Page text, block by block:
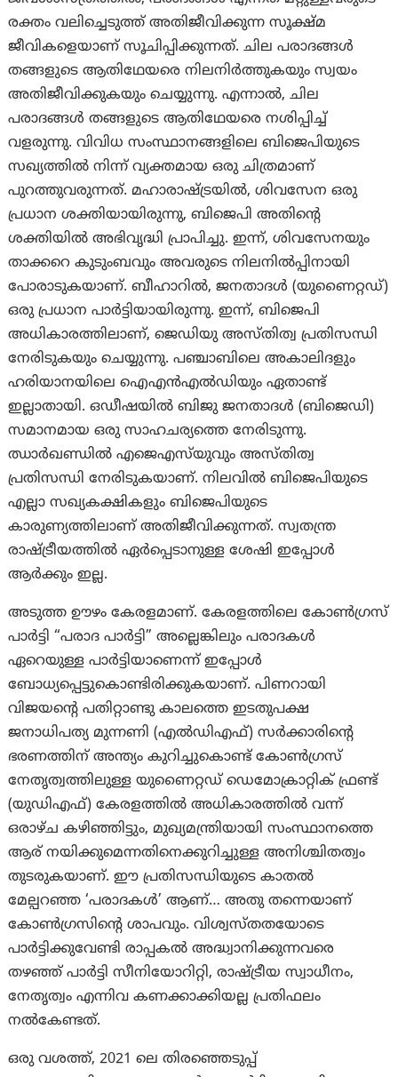
രക്തം വലിച്ചെടുത്ത് അതിജീവിക്കുന്ന സൂക്ഷ്മ
ജീവികളെയാണ് സൂചിപ്പിക്കുന്നത്. ചില പരാദങ്ങൾ
തങ്ങളുടെ ആതിഥേയരെ നിലനിർത്തുകയും സ്വയം
അതിജീവിക്കുകയും ചെയ്യുന്നു. എന്നാൽ, ചില
പരാദങ്ങൾ തങ്ങളുടെ ആതിഥേയരെ നശിപ്പിച്ച്
വളരുന്നു. വിവിധ സംസ്ഥാനങ്ങളിലെ ബിജെപിയുടെ
സഖ്യത്തിൽ നിന്ന് വ്യക്തമായ ഒരു ചിത്രമാണ്
പുറത്തുവരുന്നത്. മഹാരാഷ്ട്രയിൽ, ശിവസേന ഒരു
പ്രധാന ശക്തിയായിരുന്നു, ബിജെപി അതിന്റെ
ശക്തിയിൽ അഭിവൃദ്ധി പ്രാപിച്ചു. ഇന്ന്, ശിവസേനയും
താക്കറെ കുടുംബവും അവരുടെ നിലനിൽപ്പിനായി
പോരാടുകയാണ്. ബീഹാറിൽ, ജനതാദൾ (യുണൈറ്റഡ്)
ഒരു പ്രധാന പാർട്ടിയായിരുന്നു. ഇന്ന്, ബിജെപി
അധികാരത്തിലാണ്, ജെഡിയു അസ്തിത്വ പ്രതിസന്ധി
നേരിടുകയും ചെയ്യുന്നു. പഞ്ചാബിലെ അകാലിദളും
ഹരിയാനയിലെ ഐഎൻഎൽഡിയും ഏതാണ്ട്
ഇല്ലാതായി. ഒഡീഷയിൽ ബിജു ജനതാദൾ (ബിജെഡി)
സമാനമായ ഒരു സാഹചര്യത്തെ നേരിടുന്നു.
ഝാർഖണ്ഡിൽ എജെഎസ്‌യുവും അസ്തിത്വ
പ്രതിസന്ധി നേരിടുകയാണ്. നിലവിൽ ബിജെപിയുടെ
എല്ലാ സഖ്യകക്ഷികളും ബിജെപിയുടെ
കാരുണ്യത്തിലാണ് അതിജീവിക്കുന്നത്. സ്വതന്ത്ര
രാഷ്ട്രീയത്തിൽ ഏർപ്പെടാനുള്ള ശേഷി ഇപ്പോൾ
ആർക്കും ഇല്ല.
അടുത്ത ഊഴം കേരളമാണ്. കേരളത്തിലെ കോണ്‍ഗ്രസ്
പാര്‍ട്ടി “പരാദ പാർട്ടി” അല്ലെങ്കിലും പരാദകള്‍
ഏറെയുള്ള പാര്‍ട്ടിയാണെന്ന് ഇപ്പോള്‍
ബോധ്യപ്പെട്ടുകൊണ്ടിരിക്കുകയാണ്. പിണറായി
വിജയന്റെ പതിറ്റാണ്ടു കാലത്തെ ഇടതുപക്ഷ
ജനാധിപത്യ മുന്നണി (എൽഡിഎഫ്) സർക്കാരിന്റെ
ഭരണത്തിന് അന്ത്യം കുറിച്ചുകൊണ്ട് കോൺഗ്രസ്
നേതൃത്വത്തിലുള്ള യുണൈറ്റഡ് ഡെമോക്രാറ്റിക് ഫ്രണ്ട്
(യുഡിഎഫ്) കേരളത്തിൽ അധികാരത്തിൽ വന്ന്
ഒരാഴ്ച കഴിഞ്ഞിട്ടും, മുഖ്യമന്ത്രിയായി സംസ്ഥാനത്തെ
ആര് നയിക്കുമെന്നതിനെക്കുറിച്ചുള്ള അനിശ്ചിതത്വം
തുടരുകയാണ്. ഈ പ്രതിസന്ധിയുടെ കാതൽ
മേല്പറഞ്ഞ ‘പരാദകള്‍’ ആണ്… അതു തന്നെയാണ്
കോൺഗ്രസിന്റെ ശാപവും. വിശ്വസ്തതയോടെ
പാര്‍ട്ടിക്കുവേണ്ടി രാപ്പകല്‍ അദ്ധ്വാനിക്കുന്നവരെ
തഴഞ്ഞ് പാർട്ടി സീനിയോറിറ്റി, രാഷ്ട്രീയ സ്വാധീനം,
നേതൃത്വം എന്നിവ കണക്കാക്കിയല്ല പ്രതിഫലം
നൽകേണ്ടത്.
ഒരു വശത്ത്, 2021 ലെ തിരഞ്ഞെടുപ്പ്